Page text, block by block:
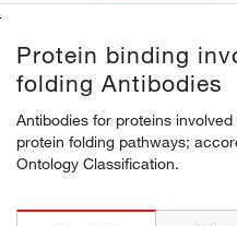
Protein binding
folding Antibodies
Antibodies for proteins
protein folding pathways;
Ontology Classification.